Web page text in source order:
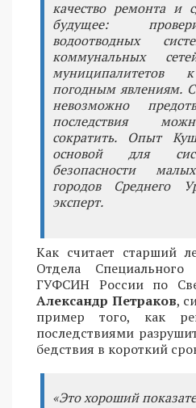
качество ремонта и
будущее:
водоотводных
коммунальных
муниципалитетов
погодным явлениям.
невозможно
последствия
сократить. Опыт
основой для
безопасности
городов Среднего
эксперт.
Как считает старший
Отдела
ГУФСИН России по
Александр Петраков,
пример того, как
последствиями
бедствия в короткий
«Это хороший